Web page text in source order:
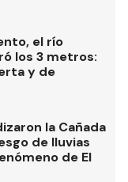
el río
los 3 metros:
y de
la Cañada
de lluvias
de El